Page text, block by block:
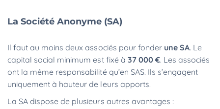
La Société Anonyme (SA)
Il faut au moins deux associés pour fonder une SA. Le
capital social minimum est fixé à 37 000 €. Les associés
ont la même responsabilité qu’en SAS. Ils s’engagent
uniquement à hauteur de leurs apports.
La SA dispose de plusieurs autres avantages :